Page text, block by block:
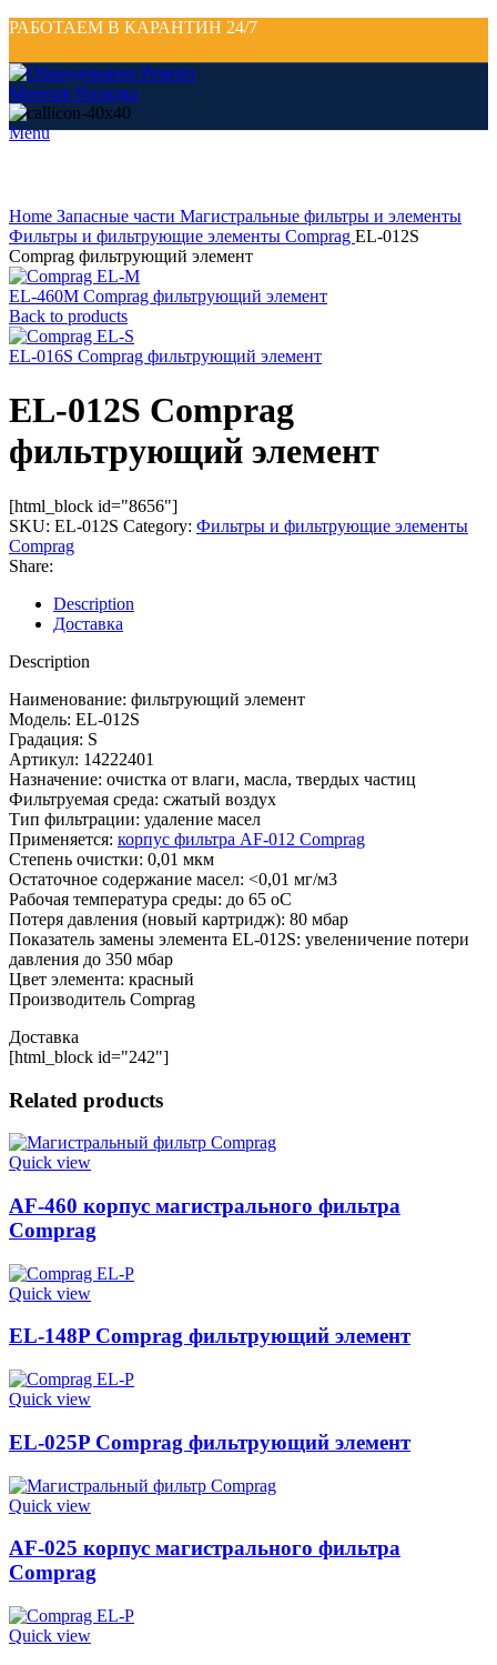
РАБОТАЕМ В КАРАНТИН 24/7
Menu
Home Запасные части Магистральные фильтры и элементы
Фильтры и фильтрующие элементы Comprag EL-012S
Comprag фильтрующий элемент
EL-460M Comprag фильтрующий элемент
Back to products
EL-016S Comprag фильтрующий элемент
EL-012S Comprag
фильтрующий элемент
[html_block id="8656"]
SKU: EL-012S Category: Фильтры и фильтрующие элементы
Comprag
Share:
Description
Доставка
Description
Наименование: фильтрующий элемент
Модель: EL-012S
Градация: S
Артикул: 14222401
Назначение: очистка от влаги, масла, твердых частиц
Фильтруемая среда: сжатый воздух
Тип фильтрации: удаление масел
Применяется: корпус фильтра AF-012 Comprag
Степень очистки: 0,01 мкм
Остаточное содержание масел: <0,01 мг/м3
Рабочая температура среды: до 65 оС
Потеря давления (новый картридж): 80 мбар
Показатель замены элемента EL-012S: увеленичение потери
давления до 350 мбар
Цвет элемента: красный
Производитель Comprag
Доставка
[html_block id="242"]
Related products
Quick view
AF-460 корпус магистрального фильтра
Comprag
Quick view
EL-148P Comprag фильтрующий элемент
Quick view
EL-025P Comprag фильтрующий элемент
Quick view
AF-025 корпус магистрального фильтра
Comprag
Quick view